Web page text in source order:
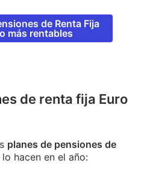
de Renta Fija
más rentables
de renta fija Euro
planes de pensiones de
hacen en el año: